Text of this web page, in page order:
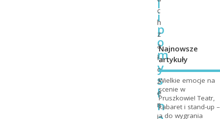
l
i
p
o
m
y
s
ł
n
c
h
z
a
ł
o
ż
e
n
i
Najnowsze
artykuły
Wielkie emocje na
scenie w
Pruszkowie! Teatr,
kabaret i stand-up –
a do wygrania